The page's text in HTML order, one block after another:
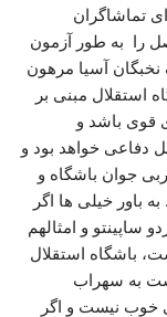
تماشاگران
را به طور آزمون
آسیا مرهون
استقلال مبنی بر
قوی باشد و
دفاعی خواهد بود و
جوان باشگاه و
باور خیلی ها اگر
ساپینتو و امثالهم
باشگاه استقلال
به سهراب
خوب نیست و اگر